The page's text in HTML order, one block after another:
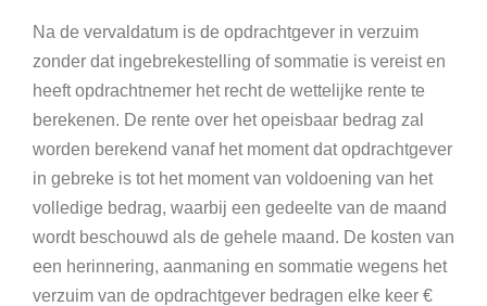
Na de vervaldatum is de opdrachtgever in verzuim
zonder dat ingebrekestelling of sommatie is vereist en
heeft opdrachtnemer het recht de wettelijke rente te
berekenen. De rente over het opeisbaar bedrag zal
worden berekend vanaf het moment dat opdrachtgever
in gebreke is tot het moment van voldoening van het
volledige bedrag, waarbij een gedeelte van de maand
wordt beschouwd als de gehele maand. De kosten van
een herinnering, aanmaning en sommatie wegens het
verzuim van de opdrachtgever bedragen elke keer €